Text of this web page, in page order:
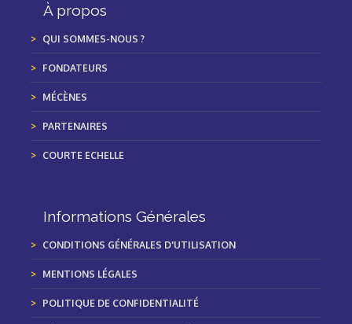
À propos
QUI SOMMES-NOUS ?
FONDATEURS
MÉCÈNES
PARTENAIRES
COURTE ECHELLE
Informations Générales
CONDITIONS GÉNÉRALES D'UTILISATION
MENTIONS LÉGALES
POLITIQUE DE CONFIDENTIALITÉ